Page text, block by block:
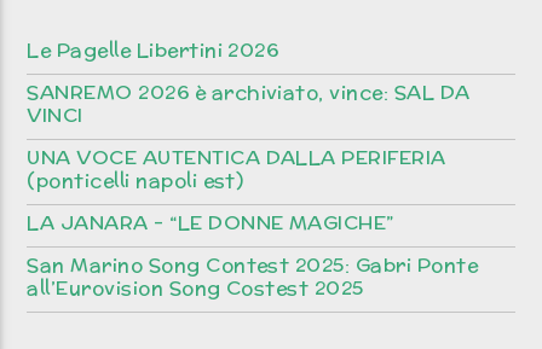
Le Pagelle Libertini 2026
SANREMO 2026 è archiviato, vince: SAL DA
VINCI
UNA VOCE AUTENTICA DALLA PERIFERIA
(ponticelli napoli est)
LA JANARA – “LE DONNE MAGICHE”
San Marino Song Contest 2025: Gabri Ponte
all’Eurovision Song Costest 2025